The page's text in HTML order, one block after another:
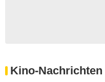
Kino-